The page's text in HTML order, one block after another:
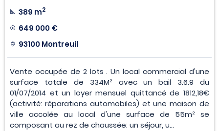
389 m2
649 000 €
93100 Montreuil
Vente occupée de 2 lots . Un local commercial d'une
surface totale de 334M² avec un bail 3.6.9 du
01/07/2014 et un loyer mensuel quittancé de 1812,18€
(activité: réparations automobiles) et une maison de
ville accolée au local d'une surface de 55m² se
composant au rez de chaussée: un séjour, u...